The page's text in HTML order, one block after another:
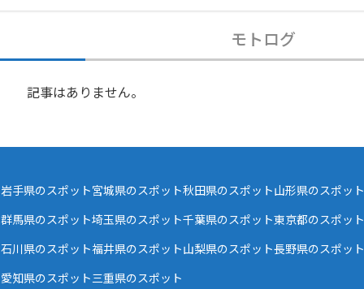
モトログ
記事はありません。
岩手県のスポット宮城県のスポット秋田県のスポット山形県のスポット
群馬県のスポット埼玉県のスポット千葉県のスポット東京都のスポット
石川県のスポット福井県のスポット山梨県のスポット長野県のスポット
愛知県のスポット三重県のスポット